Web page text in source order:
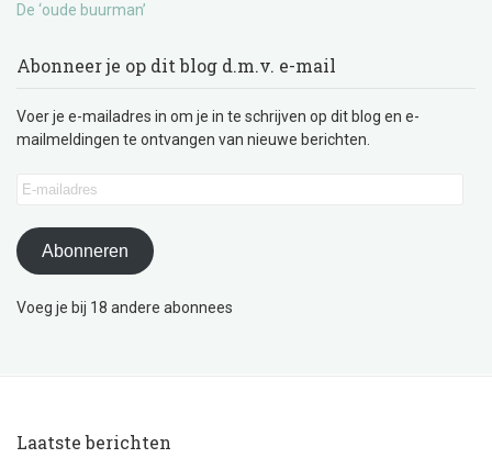
De ‘oude buurman’
Abonneer je op dit blog d.m.v. e-mail
Voer je e-mailadres in om je in te schrijven op dit blog en e-
mailmeldingen te ontvangen van nieuwe berichten.
E-
Abonneren
Voeg je bij 18 andere abonnees
Laatste berichten